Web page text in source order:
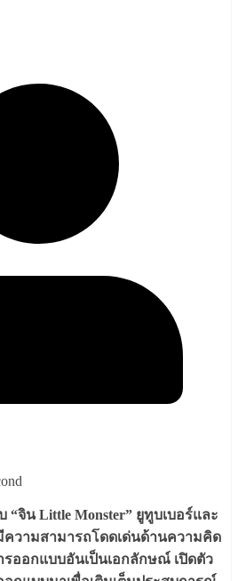
“จิน Little Monster” ยูทูบเบอร์และ
ความสามารถโดดเด่นด้านความคิด
รออกแบบอันเป็นเอกลักษณ์ เปิดตัว